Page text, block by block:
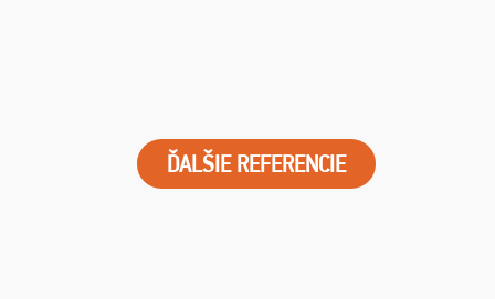
ĎALŠIE REFERENCIE